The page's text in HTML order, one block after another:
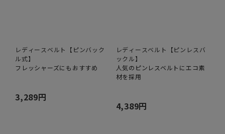
レディースベルト【ピンバック
ル式】
フレッシャーズにもおすすめ
3,289円
レディースベルト【ピンレスバ
ックル】
人気のピンレスベルトにエコ素
材を採用
4,389円